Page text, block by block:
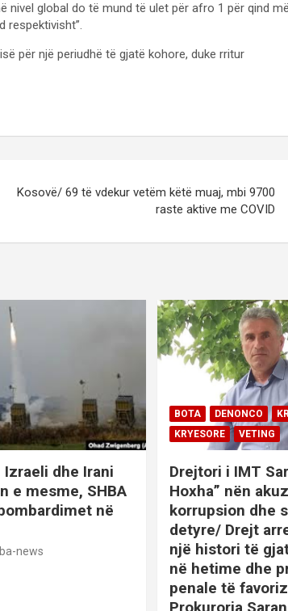
nivel global do të mund të ulet për afro 1 për qind më
respektivisht”.
për një periudhë të gjatë kohore, duke rritur
Kosovë/ 69 të vdekur vetëm këtë muaj, mbi 9700
raste aktive me COVID
dhe Irani
e mesme, SHBA
në
news
BOTA DENONCO
KRYESORE
VETING
Drejtori i IMT
Hoxha” nën
korrupsion dhe
detyre/ Drejt
një histori të
në hetime dhe
penale të